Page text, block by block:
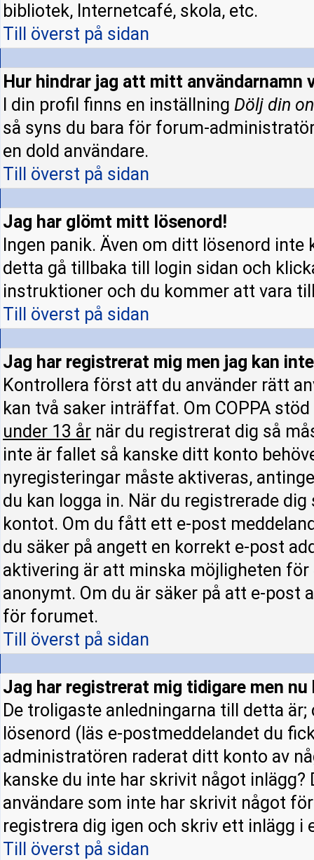
bibliotek, Internetcafé, skola, etc.
Till överst på sidan
Hur hindrar jag att mitt användarnamn
I din profil finns en inställning Dölj din
så syns du bara för forum-
en dold användare.
Till överst på sidan
Jag har glömt mitt lösenord!
Ingen panik. Även om ditt lösenord
detta gå tillbaka till login sidan och
instruktioner och du kommer att vara
Till överst på sidan
Jag har registrerat mig men jag kan
Kontrollera först att du använder rätt
kan två saker inträffat. Om COPPA
under 13 år när du registrerat dig så
inte är fallet så kanske ditt konto
nyregisteringar måste aktiveras,
du kan logga in. När du registrerade
kontot. Om du fått ett e-post
du säker på angett en korrekt e-post
aktivering är att minska möjligheten för
anonymt. Om du är säker på att e-
för forumet.
Till överst på sidan
Jag har registrerat mig tidigare men
De troligaste anledningarna till detta
lösenord (läs e-postmeddelandet du
administratören raderat ditt konto av
kanske du inte har skrivit något
användare som inte har skrivit något
registrera dig igen och skriv ett inlägg i
Till överst på sidan